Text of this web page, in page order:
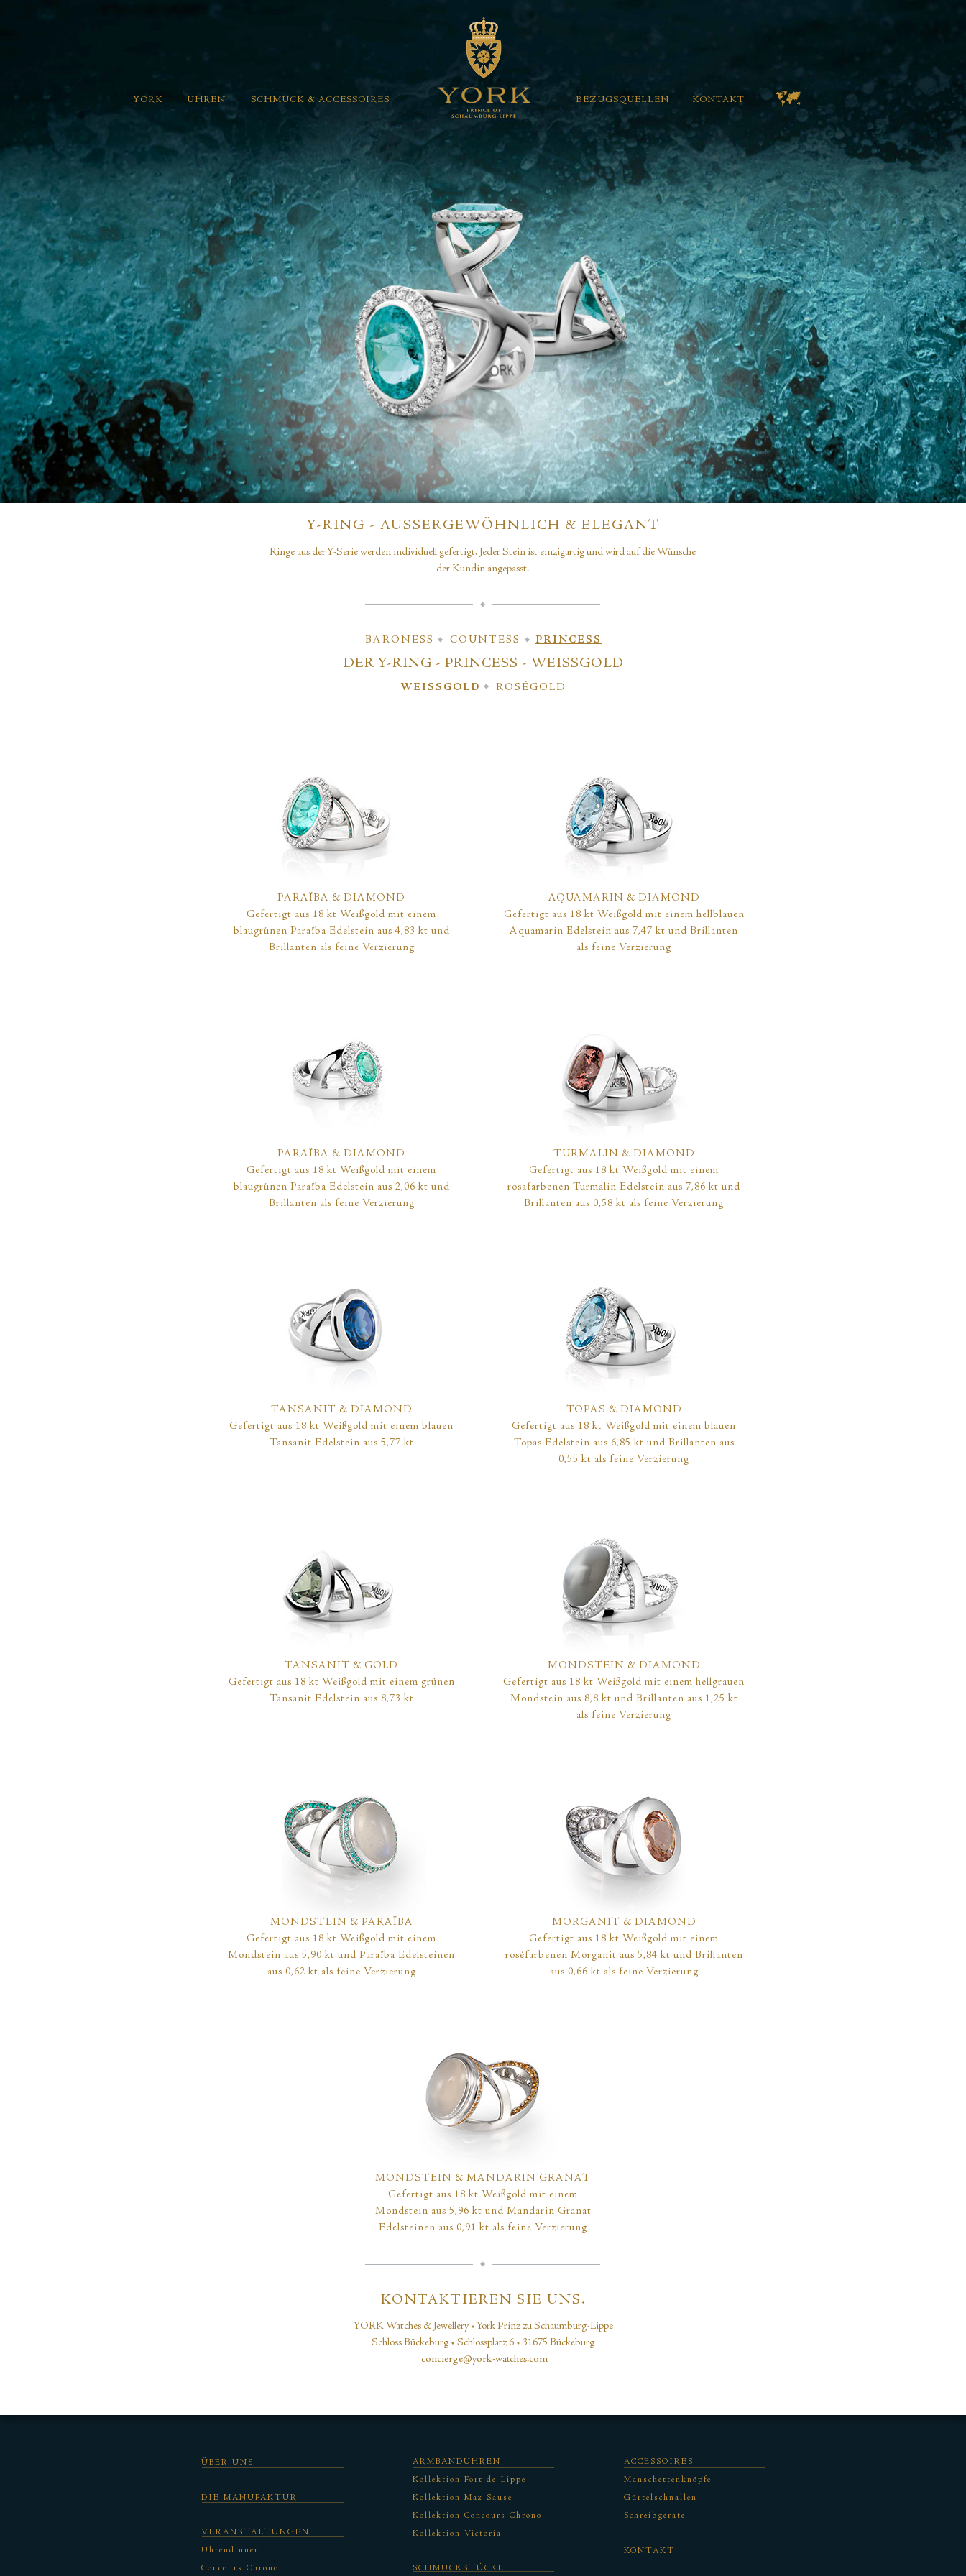
Y-RING - AUSSERGEWÖHNLICH & ELEGANT
Ringe aus der Y-Serie werden individuell gefertigt. Jeder Stein ist einzigartig und wird auf die Wünsche
der Kundin angepasst.
BARONESS COUNTESS PRINCESS
DER Y-RING - PRINCESS - WEISSGOLD
WEISSGOLD ROSÉGOLD
PARAÏBA & DIAMOND
Gefertigt aus 18 kt Weißgold mit einem
blaugrünen Paraïba Edelstein aus 4,83 kt und
Brillanten als feine Verzierung
AQUAMARIN & DIAMOND
Gefertigt aus 18 kt Weißgold mit einem hellblauen
Aquamarin Edelstein aus 7,47 kt und Brillanten
als feine Verzierung
PARAÏBA & DIAMOND
Gefertigt aus 18 kt Weißgold mit einem
blaugrünen Paraïba Edelstein aus 2,06 kt und
Brillanten als feine Verzierung
TURMALIN & DIAMOND
Gefertigt aus 18 kt Weißgold mit einem
rosafarbenen Turmalin Edelstein aus 7,86 kt und
Brillanten aus 0,58 kt als feine Verzierung
TANSANIT & DIAMOND
Gefertigt aus 18 kt Weißgold mit einem blauen
Tansanit Edelstein aus 5,77 kt
TOPAS & DIAMOND
Gefertigt aus 18 kt Weißgold mit einem blauen
Topas Edelstein aus 6,85 kt und Brillanten aus
0,55 kt als feine Verzierung
TANSANIT & GOLD
Gefertigt aus 18 kt Weißgold mit einem grünen
Tansanit Edelstein aus 8,73 kt
MONDSTEIN & DIAMOND
Gefertigt aus 18 kt Weißgold mit einem hellgrauen
Mondstein aus 8,8 kt und Brillanten aus 1,25 kt
als feine Verzierung
MONDSTEIN & PARAÏBA
Gefertigt aus 18 kt Weißgold mit einem
Mondstein aus 5,90 kt und Paraïba Edelsteinen
aus 0,62 kt als feine Verzierung
MORGANIT & DIAMOND
Gefertigt aus 18 kt Weißgold mit einem
roséfarbenen Morganit aus 5,84 kt und Brillanten
aus 0,66 kt als feine Verzierung
MONDSTEIN & MANDARIN GRANAT
Gefertigt aus 18 kt Weißgold mit einem
Mondstein aus 5,96 kt und Mandarin Granat
Edelsteinen aus 0,91 kt als feine Verzierung
KONTAKTIEREN SIE UNS.
YORK Watches & Jewellery • York Prinz zu Schaumburg-Lippe
Schloss Bückeburg • Schlossplatz 6 • 31675 Bückeburg
concierge@york-watches.com
YORK UHREN SCHMUCK & ACCESSOIRES BEZUGSQUELLEN KONTAKT
ARMBANDUHREN
Kollektion Fort de Lippe
Kollektion Max Sause
Kollektion Concours Chrono
Kollektion Victoria
SCHMUCKSTÜCKE
ACCESSOIRES
Manschettenknöpfe
Gürtelschnallen
Schreibgeräte
KONTAKT
ÜBER UNS
DIE MANUFAKTUR
VERANSTALTUNGEN
Uhrendinner
Concours Chrono